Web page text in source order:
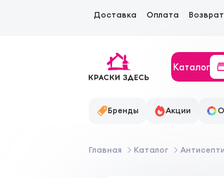
Доставка Оплата Возврат
Каталог
Бренды Акции
Главная Каталог